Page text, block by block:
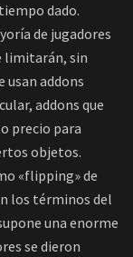
dado.
de jugadores
limitarán, sin
usan addons
addons que
precio para
objetos.
«flipping» de
los términos del
una enorme
se dieron